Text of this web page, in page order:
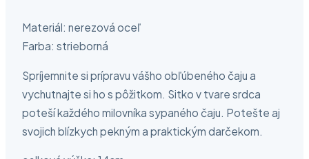
Materiál: nerezová oceľ
Farba: strieborná
Spríjemnite si prípravu vášho obľúbeného čaju a
vychutnajte si ho s pôžitkom. Sitko v tvare srdca
poteší každého milovníka sypaného čaju. Potešte aj
svojich blízkych pekným a praktickým darčekom.